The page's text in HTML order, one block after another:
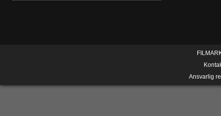
Ansvarlig